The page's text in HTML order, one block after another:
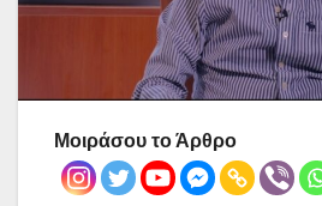
Μοιράσου το Άρθρο